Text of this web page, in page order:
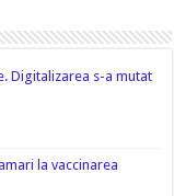
Digitalizarea s-a mutat
la vaccinarea